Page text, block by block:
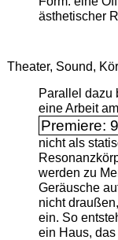
ästhetischer
Theater, Sound,
Parallel dazu
eine Arbeit
Premiere:
nicht als
werden zu
Geräusche
nicht
ein. So
ein Haus,